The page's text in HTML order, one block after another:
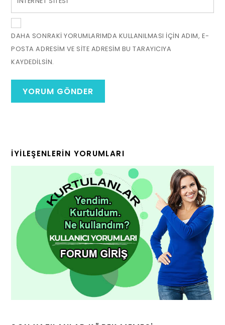
DAHA SONRAKI YORUMLARIMDA KULLANILMASI IÇIN ADIM, E-
POSTA ADRESIM VE SITE ADRESIM BU TARAYICIYA
KAYDEDILSIN.
İYILEŞENLERIN YORUMLARI